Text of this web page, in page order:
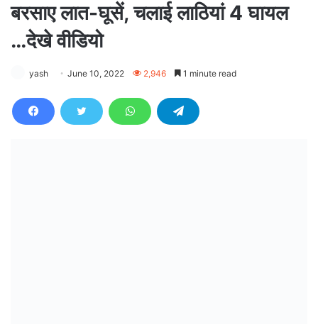
बरसाए लात-घूसें, चलाई लाठियां 4 घायल
…देखे वीडियो
yash June 10, 2022 2,946 1 minute read